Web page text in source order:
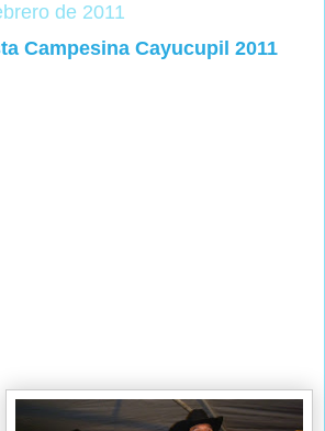
de 2011
Campesina Cayucupil 2011